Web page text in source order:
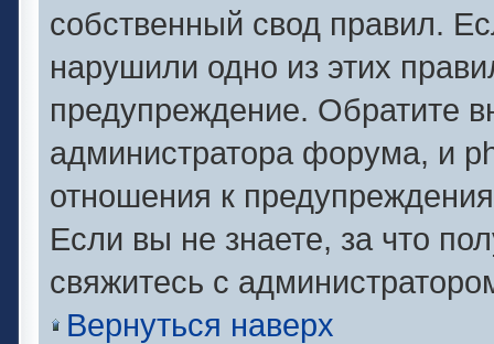
собственный свод правил.
нарушили одно из этих
предупреждение. Обратите
администратора форума, и
отношения к
Если вы не знаете, за что
свяжитесь с
Вернуться наверх